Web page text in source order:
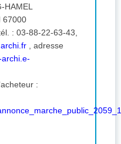
HAMEL
FRANCE, tél. : 03-88-22-63-43,
, adresse
: